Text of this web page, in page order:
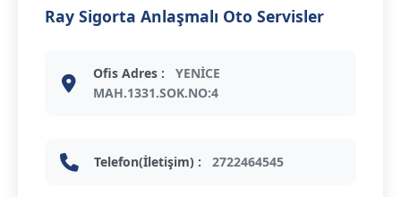
Ray Sigorta Anlaşmalı Oto Servisler
Ofis Adres :
YENİCE
MAH.1331.SOK.NO:4
Telefon(İletişim) : 2722464545